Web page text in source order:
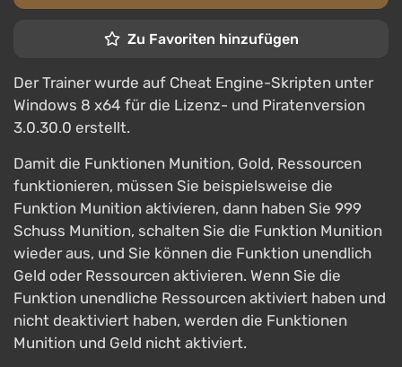
Zu Favoriten hinzufügen
Der Trainer wurde auf Cheat Engine-Skripten unter
Windows 8 x64 für die Lizenz- und Piratenversion
3.0.30.0 erstellt.
Damit die Funktionen Munition, Gold, Ressourcen
funktionieren, müssen Sie beispielsweise die
Funktion Munition aktivieren, dann haben Sie 999
Schuss Munition, schalten Sie die Funktion Munition
wieder aus, und Sie können die Funktion unendlich
Geld oder Ressourcen aktivieren. Wenn Sie die
Funktion unendliche Ressourcen aktiviert haben und
nicht deaktiviert haben, werden die Funktionen
Munition und Geld nicht aktiviert.